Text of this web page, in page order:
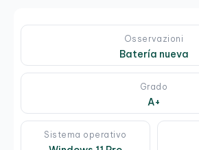
Osservazioni
Batería nueva
Grado
A+
Sistema operativo